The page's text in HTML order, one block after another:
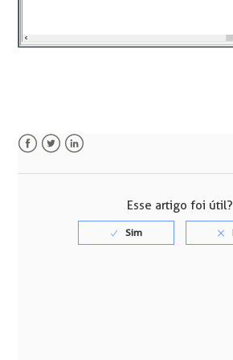
Esse artigo foi útil?